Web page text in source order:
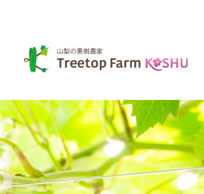
TREETOP FARM KOSHU
山梨県の果樹農家